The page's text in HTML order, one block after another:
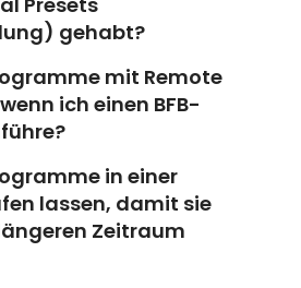
gehabt?
mit Remote
ich einen BFB-
in einer
lassen, damit sie
Zeitraum